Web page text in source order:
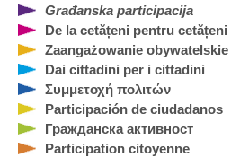
Građanska participacija
De la cetățeni pentru cetățeni
Zaangażowanie obywatelskie
Dai cittadini per i cittadini
Συμμετοχή πολιτών
Participación de ciudadanos
Гражданска активност
Participation citoyenne